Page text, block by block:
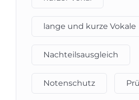
lange und kurze Vokale
Nachteilsausgleich
Notenschutz